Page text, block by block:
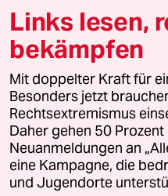
taz Blogs
taz FUTURZWEI
Le Monde diplomatique
taz Archiv
Links lesen,
bekämpfen
Mit doppelter Kraft für
Besonders jetzt
Rechtsextremismus
Daher gehen 50
Neuanmeldungen an
eine Kampagne, die
und Jugendorte